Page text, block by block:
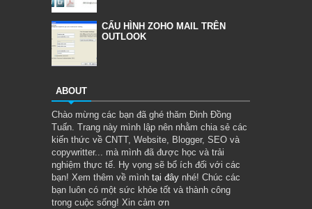
CẤU HÌNH ZOHO MAIL TRÊN
OUTLOOK
ABOUT
Chào mừng các bạn đã ghé thăm Đinh Đồng
Tuấn. Trang này mình lập nên nhằm chia sẻ các
kiến thức về CNTT, Website, Blogger, SEO và
copywritter... mà mình đã được học và trải
nghiệm thực tế. Hy vọng sẽ bổ ích đối với các
bạn! Xem thêm về mình tại đây nhé! Chúc các
bạn luôn có một sức khỏe tốt và thành công
trong cuộc sống! Xin cảm ơn